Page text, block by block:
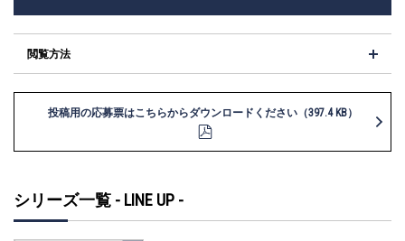
閲覧方法
投稿用の応募票はこちらからダウンロードください（397.4 KB）
シリーズ一覧 - LINE UP -